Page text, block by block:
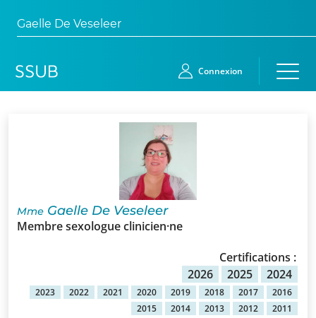
Gaelle De Veseleer
d’adhésion
nous?
Connexion
Mme Gaelle De Veseleer
Membre sexologue clinicien·ne
Certifications :
2026
2025 2024
2023 2022 2021 2020 2019 2018 2017
2016
2015
2014 2013 2012 2011